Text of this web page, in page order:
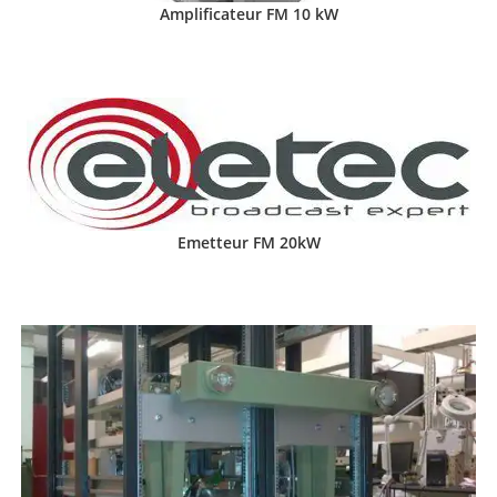
Amplificateur FM 10 kW
Emetteur FM 20kW